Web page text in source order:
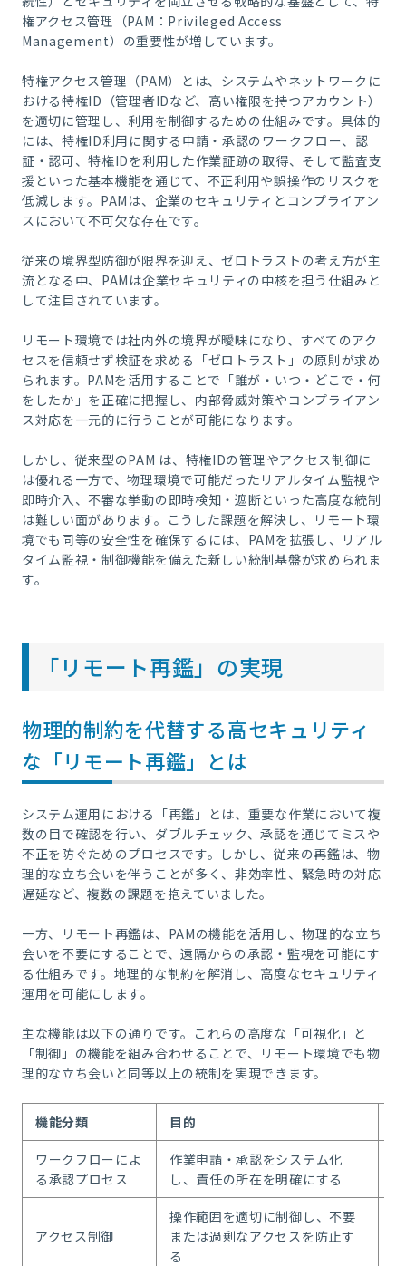
権アクセス管理（PAM：Privileged Access
Management）の重要性が増しています。
特権アクセス管理（PAM）とは、システムやネットワークに
おける特権ID（管理者IDなど、高い権限を持つアカウント）
を適切に管理し、利用を制御するための仕組みです。具体的
には、特権ID利用に関する申請・承認のワークフロー、認
証・認可、特権IDを利用した作業証跡の取得、そして監査支
援といった基本機能を通じて、不正利用や誤操作のリスクを
低減します。PAMは、企業のセキュリティとコンプライアン
スにおいて不可欠な存在です。
従来の境界型防御が限界を迎え、ゼロトラストの考え方が主
流となる中、PAMは企業セキュリティの中核を担う仕組みと
して注目されています。
リモート環境では社内外の境界が曖昧になり、すべてのアク
セスを信頼せず検証を求める「ゼロトラスト」の原則が求め
られます。PAMを活用することで「誰が・いつ・どこで・何
をしたか」を正確に把握し、内部脅威対策やコンプライアン
ス対応を一元的に行うことが可能になります。
しかし、従来型のPAM は、特権IDの管理やアクセス制御に
は優れる一方で、物理環境で可能だったリアルタイム監視や
即時介入、不審な挙動の即時検知・遮断といった高度な統制
は難しい面があります。こうした課題を解決し、リモート環
境でも同等の安全性を確保するには、PAMを拡張し、リアル
タイム監視・制御機能を備えた新しい統制基盤が求められま
す。
「リモート再鑑」の実現
物理的制約を代替する高セキュリティ
な「リモート再鑑」とは
システム運用における「再鑑」とは、重要な作業において複
数の目で確認を行い、ダブルチェック、承認を通じてミスや
不正を防ぐためのプロセスです。しかし、従来の再鑑は、物
理的な立ち会いを伴うことが多く、非効率性、緊急時の対応
遅延など、複数の課題を抱えていました。
一方、リモート再鑑は、PAMの機能を活用し、物理的な立ち
会いを不要にすることで、遠隔からの承認・監視を可能にす
る仕組みです。地理的な制約を解消し、高度なセキュリティ
運用を可能にします。
主な機能は以下の通りです。これらの高度な「可視化」と
「制御」の機能を組み合わせることで、リモート環境でも物
理的な立ち会いと同等以上の統制を実現できます。
機能分類 目的
ワークフローによ
る承認プロセス
作業申請・承認をシステム化
し、責任の所在を明確にする
アクセス制御
操作範囲を適切に制御し、不要
または過剰なアクセスを防止す
る